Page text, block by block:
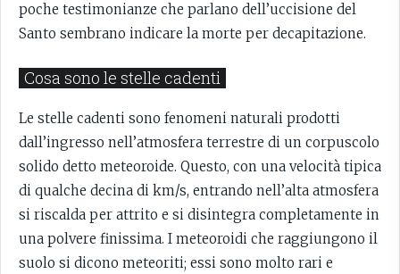
poche testimonianze che parlano dell’uccisione del
Santo sembrano indicare la morte per decapitazione.
Cosa sono le stelle cadenti
Le stelle cadenti sono fenomeni naturali prodotti
dall’ingresso nell’atmosfera terrestre di un corpuscolo
solido detto meteoroide. Questo, con una velocità tipica
di qualche decina di km/s, entrando nell’alta atmosfera
si riscalda per attrito e si disintegra completamente in
una polvere finissima. I meteoroidi che raggiungono il
suolo si dicono meteoriti; essi sono molto rari e